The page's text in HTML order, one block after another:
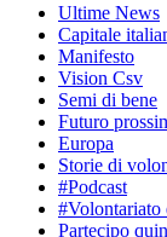
Ultime News
Capitale
Manifesto
Vision Csv
Semi di bene
Futuro
Europa
Storie di
#Podcast
#Volontariato
Partecipo